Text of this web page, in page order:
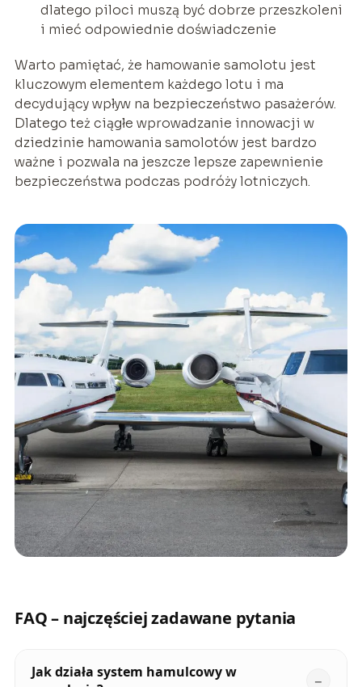
dlatego piloci muszą być dobrze przeszkoleni
i mieć odpowiednie doświadczenie
Warto pamiętać, że hamowanie samolotu jest
kluczowym elementem każdego lotu i ma
decydujący wpływ na bezpieczeństwo pasażerów.
Dlatego też ciągłe wprowadzanie innowacji w
dziedzinie hamowania samolotów jest bardzo
ważne i pozwala na jeszcze lepsze zapewnienie
bezpieczeństwa podczas podróży lotniczych.
FAQ – najczęściej zadawane pytania
Jak działa system hamulcowy w